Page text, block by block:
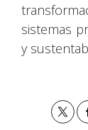
sistemas
y